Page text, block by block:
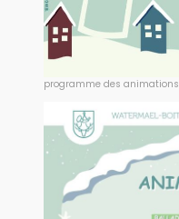
programme des animations